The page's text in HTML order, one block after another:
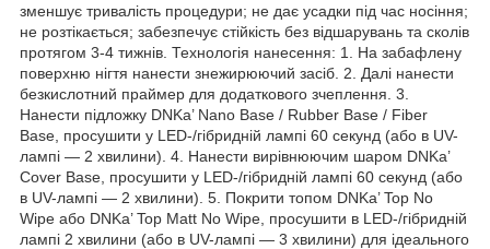
зменшує тривалість процедури; не дає усадки під час носіння;
не розтікається; забезпечує стійкість без відшарувань та сколів
протягом 3-4 тижнів. Технологія нанесення: 1. На забафлену
поверхню нігтя нанести знежирюючий засіб. 2. Далі нанести
безкислотний праймер для додаткового зчеплення. 3.
Нанести підложку DNKa’ Nano Base / Rubber Base / Fiber
Base, просушити у LED-/гібридній лампі 60 секунд (або в UV-
лампі — 2 хвилини). 4. Нанести вирівнюючим шаром DNKa’
Cover Base, просушити у LED-/гібридній лампі 60 секунд (або
в UV-лампі — 2 хвилини). 5. Покрити топом DNKa’ Top No
Wipe або DNKa’ Top Matt No Wipe, просушити в LED-/гібридній
лампі 2 хвилини (або в UV-лампі — 3 хвилини) для ідеального